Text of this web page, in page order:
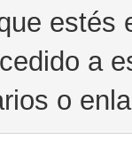
estés
a
o